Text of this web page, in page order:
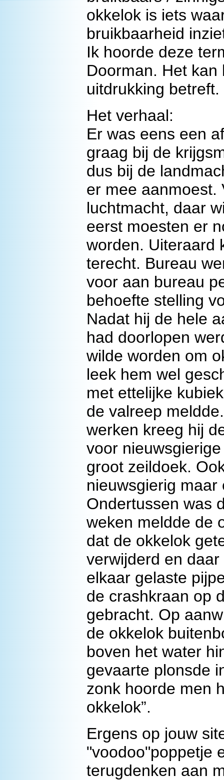
okkelok is iets
bruikbaarheid
Ik hoorde deze
Doorman. Het
uitdrukking betreft.
Het verhaal:
Er was eens een
graag bij de
dus bij de
er mee aanmoest.
luchtmacht, daar
eerst moesten er
worden. Uiteraard
terecht. Bureau
voor aan bureau
behoefte stelling
Nadat hij de hele
had doorlopen
wilde worden om
leek hem wel
met ettelijke
de valreep
werken kreeg hij
voor
groot zeildoek.
nieuwsgierig
Ondertussen was
weken meldde de
dat de okkelok
verwijderd en
elkaar gelaste
de crashkraan op
gebracht. Op
de okkelok
boven het water
gevaarte plonsde
zonk hoorde men
okkelok”.
Ergens op jouw
"voodoo"poppetje
terugdenken aan